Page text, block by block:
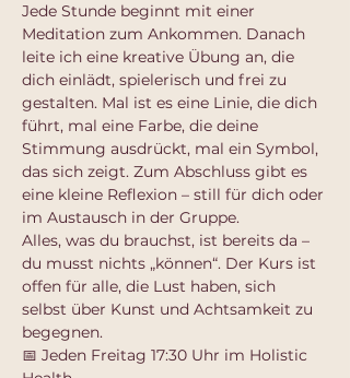
Jede Stunde beginnt mit einer
Meditation zum Ankommen. Danach
leite ich eine kreative Übung an, die
dich einlädt, spielerisch und frei zu
gestalten. Mal ist es eine Linie, die dich
führt, mal eine Farbe, die deine
Stimmung ausdrückt, mal ein Symbol,
das sich zeigt. Zum Abschluss gibt es
eine kleine Reflexion – still für dich oder
im Austausch in der Gruppe.
Alles, was du brauchst, ist bereits da –
du musst nichts „können“. Der Kurs ist
offen für alle, die Lust haben, sich
selbst über Kunst und Achtsamkeit zu
begegnen.
📅 Jeden Freitag 17:30 Uhr im Holistic